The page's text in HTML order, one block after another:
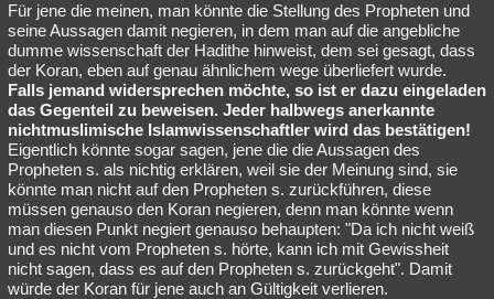
Für jene die meinen, man könnte die Stellung des Propheten und
seine Aussagen damit negieren, in dem man auf die angebliche
dumme wissenschaft der Hadithe hinweist, dem sei gesagt, dass
der Koran, eben auf genau ähnlichem wege überliefert wurde.
Falls jemand widersprechen möchte, so ist er dazu eingeladen
das Gegenteil zu beweisen. Jeder halbwegs anerkannte
nichtmuslimische Islamwissenschaftler wird das bestätigen!
Eigentlich könnte sogar sagen, jene die die Aussagen des
Propheten s. als nichtig erklären, weil sie der Meinung sind, sie
könnte man nicht auf den Propheten s. zurückführen, diese
müssen genauso den Koran negieren, denn man könnte wenn
man diesen Punkt negiert genauso behaupten: "Da ich nicht weiß
und es nicht vom Propheten s. hörte, kann ich mit Gewissheit
nicht sagen, dass es auf den Propheten s. zurückgeht". Damit
würde der Koran für jene auch an Gültigkeit verlieren.